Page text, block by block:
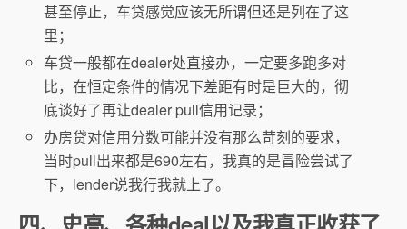
甚至停止，车贷感觉应该无所谓但还是列在了这
里；
车贷一般都在dealer处直接办，一定要多跑多对
比，在恒定条件的情况下差距有时是巨大的，彻
底谈好了再让dealer pull信用记录；
办房贷对信用分数可能并没有那么苛刻的要求，
当时pull出来都是690左右，我真的是冒险尝试了
下，lender说我行我就上了。